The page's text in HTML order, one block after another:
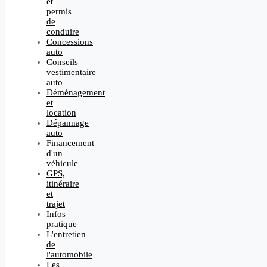
permis
de
conduire
Concessions
auto
Conseils
vestimentaire
auto
Déménagement
et
location
Dépannage
auto
Financement
d'un
véhicule
GPS,
itinéraire
et
trajet
Infos
pratique
L'entretien
de
l'automobile
Les